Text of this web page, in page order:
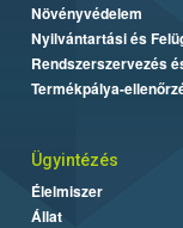
Növényvédelem
Nyilvántartási és
Rendszerszervezés
Termékpálya-
Ügyintézés
Élelmiszer
Állat